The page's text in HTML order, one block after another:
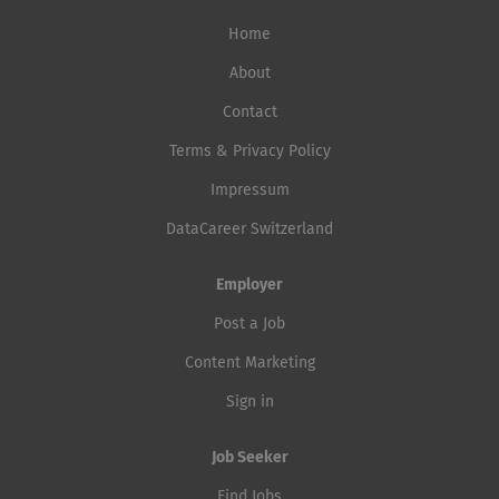
Home
About
Contact
Terms & Privacy Policy
Impressum
DataCareer Switzerland
Employer
Post a Job
Content Marketing
Sign in
Job Seeker